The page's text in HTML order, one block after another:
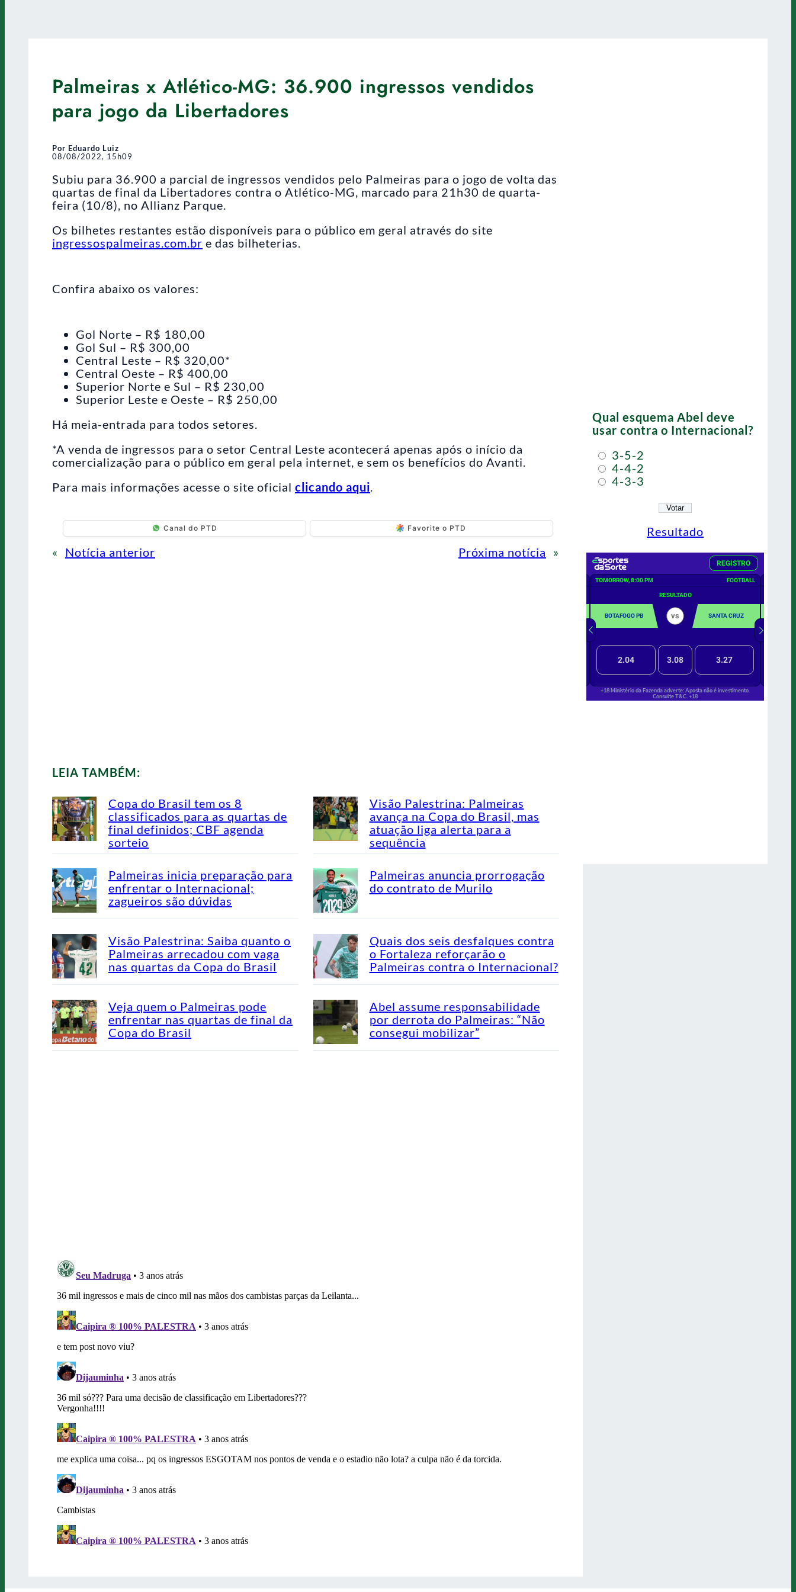
Palmeiras x Atlético-MG: 36.900 ingressos vendidos
para jogo da Libertadores
Por Eduardo Luiz
08/08/2022, 15h09
Subiu para 36.900 a parcial de ingressos vendidos pelo Palmeiras para o jogo de volta das
quartas de final da Libertadores contra o Atlético-MG, marcado para 21h30 de quarta-
feira (10/8), no Allianz Parque.
Os bilhetes restantes estão disponíveis para o público em geral através do site
ingressospalmeiras.com.br e das bilheterias.
Confira abaixo os valores:
Gol Norte – R$ 180,00
Gol Sul – R$ 300,00
Central Leste – R$ 320,00*
Central Oeste – R$ 400,00
Superior Norte e Sul – R$ 230,00
Superior Leste e Oeste – R$ 250,00
Há meia-entrada para todos setores.
*A venda de ingressos para o setor Central Leste acontecerá apenas após o início da
comercialização para o público em geral pela internet, e sem os benefícios do Avanti.
Para mais informações acesse o site oficial clicando aqui.
Canal do PTD Favorite o PTD
« Notícia anterior Próxima notícia »
LEIA TAMBÉM:
Copa do Brasil tem os 8
classificados para as quartas de
final definidos; CBF agenda
sorteio
Visão Palestrina: Palmeiras
avança na Copa do Brasil, mas
atuação liga alerta para a
sequência
Palmeiras inicia preparação para
enfrentar o Internacional;
zagueiros são dúvidas
Palmeiras anuncia prorrogação
do contrato de Murilo
Visão Palestrina: Saiba quanto o
Palmeiras arrecadou com vaga
nas quartas da Copa do Brasil
Quais dos seis desfalques contra
o Fortaleza reforçarão o
Palmeiras contra o Internacional?
Veja quem o Palmeiras pode
enfrentar nas quartas de final da
Copa do Brasil
Abel assume responsabilidade
por derrota do Palmeiras: “Não
consegui mobilizar”
Qual esquema Abel deve
usar contra o Internacional?
3-5-2
4-4-2
4-3-3
Resultado